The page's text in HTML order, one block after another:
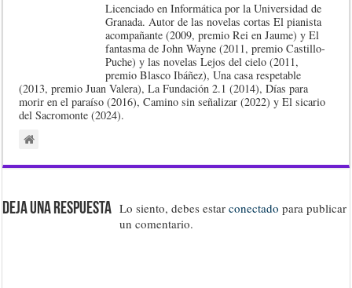
Licenciado en Informática por la Universidad de
Granada. Autor de las novelas cortas El pianista
acompañante (2009, premio Rei en Jaume) y El
fantasma de John Wayne (2011, premio Castillo-
Puche) y las novelas Lejos del cielo (2011,
premio Blasco Ibáñez), Una casa respetable
(2013, premio Juan Valera), La Fundación 2.1 (2014), Días para
morir en el paraíso (2016), Camino sin señalizar (2022) y El sicario
del Sacromonte (2024).
Deja una respuesta Lo siento, debes estarconectado para publicar
un comentario.